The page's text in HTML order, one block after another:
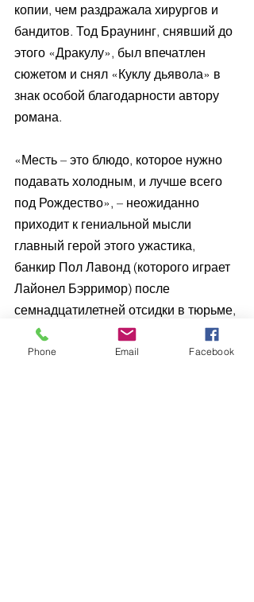
копии, чем раздражала хирургов и
бандитов. Тод Браунинг, снявший до
этого «Дракулу», был впечатлен
сюжетом и снял «Куклу дьявола» в
знак особой благодарности автору
романа.
«Месть – это блюдо, которое нужно
подавать холодным, и лучше всего
под Рождество», – неожиданно
приходит к гениальной мысли
главный герой этого ужастика,
банкир Пол Лавонд (которого играет
Лайонел Бэрримор) после
семнадцатилетней отсидки в тюрьме,
куда его запихнули коллеги по
работе. Эту идею подхватывает
Phone Email Facebook